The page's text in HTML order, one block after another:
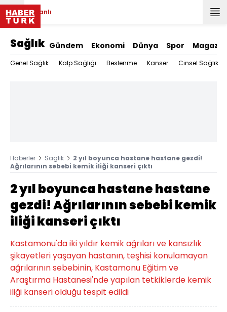
Canlı
Sağlık Gündem Ekonomi Dünya Spor Magazin
Genel Sağlık Kalp Sağlığı Beslenme Kanser Cinsel Sağlık
Haberler Sağlık
2 yıl boyunca hastane hastane gezdi!
Ağrılarının sebebi kemik iliği kanseri çıktı
2 yıl boyunca hastane hastane
gezdi! Ağrılarının sebebi kemik
iliği kanseri çıktı
Kastamonu'da iki yıldır kemik ağrıları ve kansızlık
şikayetleri yaşayan hastanın, teşhisi konulamayan
ağrılarının sebebinin, Kastamonu Eğitim ve
Araştırma Hastanesi'nde yapılan tetkiklerde kemik
iliği kanseri olduğu tespit edildi